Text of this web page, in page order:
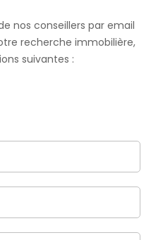
nos conseillers par email
recherche immobilière,
suivantes :